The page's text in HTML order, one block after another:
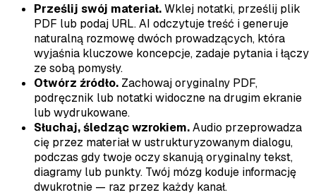
Prześlij swój materiał.Wklej notatki, prześlij plik
PDF lub podaj URL. AI odczytuje treść i generuje
naturalną rozmowę dwóch prowadzących, która
wyjaśnia kluczowe koncepcje, zadaje pytania i łączy
ze sobą pomysły.
Otwórz źródło. Zachowaj oryginalny PDF,
podręcznik lub notatki widoczne na drugim ekranie
lub wydrukowane.
Słuchaj, śledząc wzrokiem.Audio przeprowadza
cię przez materiał w ustrukturyzowanym dialogu,
podczas gdy twoje oczy skanują oryginalny tekst,
diagramy lub punkty. Twój mózg koduje informację
dwukrotnie — raz przez każdy kanał.